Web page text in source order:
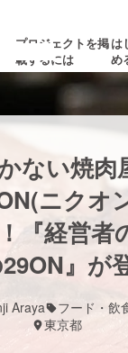
プロジェクトを掲
載するには
は
め
の新着プロ
クト
募集終了
ロジェク
ない焼肉
ニクオ
『経営者
』が
Araya
フード・飲
東京都